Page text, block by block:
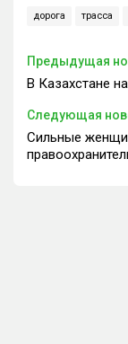
дорога трасса
Предыдущая
В Казахстане
Следующая
Сильные